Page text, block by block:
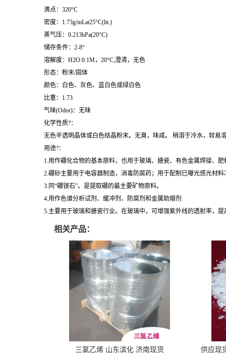
沸点：320°C
密度：1.73g/mLat25°C(lit.)
蒸气压：0.213hPa(20°C)
储存条件：2-8°
溶解度：H2O:0.1M，20°C,澄清，无色
形态：粉末/固体
颜色：白色、灰色、蓝白色或绿白色
比重：1.73
气味(Odor)：无味
化学性质?：
无色半透明晶体或白色结晶粉末。无臭，味咸。 稍溶于冷水，较易
用途?：
1.用作硼化合物的基本原料，也用于玻璃、搪瓷、有色金属焊接、
2.硼砂主要用于电容器制造，消毒防腐药；用于配制已曝光感光材
3.同“硼镁石”。是提取硼的最主要矿物原料。
4.用作色谱分析试剂、缓冲剂、防腐剂和金属助熔剂
5.主要用于玻璃和搪瓷行业。在玻璃中，可增强紫外线的透射率，
相关产品：
三氯乙烯 山东滨化 济南现货 供应现